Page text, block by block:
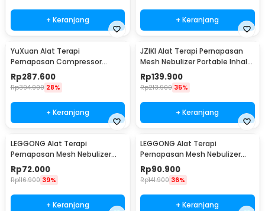
+ Keranjang + Keranjang
YuXuan Alat Terapi
Pernapasan Compressor
Nebulizer Inhaler Atomizer -
CNB-69021
Rp287.600
Rp394.900 28%
+ Keranjang
JZIKI Alat Terapi Pernapasan
Mesh Nebulizer Portable Inhaler
Atomizer - ZK-Q3
Rp139.900
Rp213.900 35%
+ Keranjang
LEGGONG Alat Terapi
Pernapasan Mesh Nebulizer
Portable Inhaler Plug In - HSK-
W005
Rp72.000
Rp116.900 39%
+ Keranjang
LEGGONG Alat Terapi
Pernapasan Mesh Nebulizer
Portable Inhaler Rechargeable
- HSK-W005
Rp90.900
Rp141.900 36%
+ Keranjang